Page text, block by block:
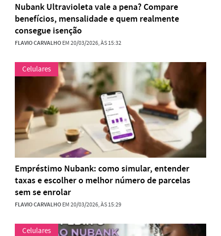
Nubank Ultravioleta vale a pena? Compare
benefícios, mensalidade e quem realmente
consegue isenção
FLAVIO CARVALHOEM 20/03/2026, ÀS 15:32
Celulares
Empréstimo Nubank: como simular, entender
taxas e escolher o melhor número de parcelas
sem se enrolar
FLAVIO CARVALHOEM 20/03/2026, ÀS 15:29
Celulares